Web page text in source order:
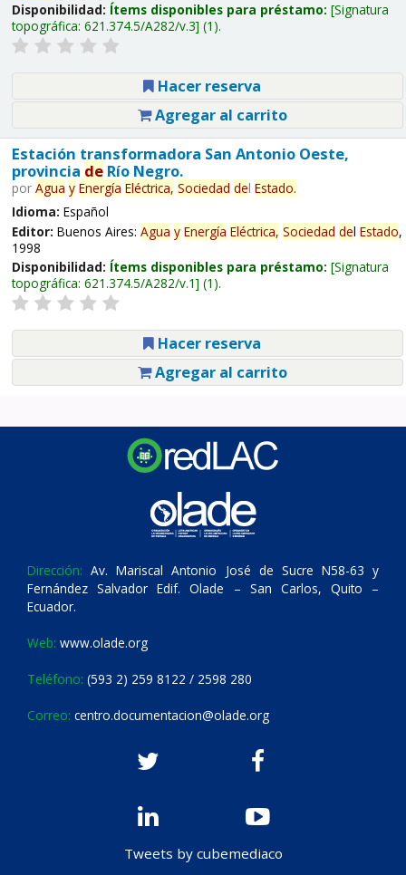
Disponibilidad: Ítems disponibles para préstamo: Signatura
topográfica: 621.374.5/A282/v.3 (1).
Hacer reserva
Agregar al carrito
Estación transformadora San Antonio Oeste,
provincia deRío Negro.
por Agua y Energía Eléctrica, Sociedad del Estado.
Idioma: Español
Editor: Buenos Aires: Agua y Energía Eléctrica, Sociedad del Estado,
1998
Disponibilidad: Ítems disponibles para préstamo: Signatura
topográfica: 621.374.5/A282/v.1 (1).
Hacer reserva
Agregar al carrito
Dirección: Av. Mariscal Antonio José de Sucre N58-63 y
Fernández Salvador Edif. Olade – San Carlos, Quito –
Ecuador.
Web: www.olade.org
Teléfono: (593 2) 259 8122 / 2598 280
Correo: centro.documentacion@olade.org
Tweets by cubemediaco